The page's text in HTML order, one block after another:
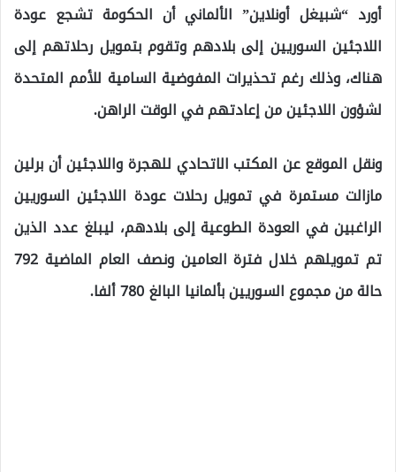
أورد “شبيغل أونلاين” الألماني أن الحكومة تشجع عودة
اللاجئين السوريين إلى بلادهم وتقوم بتمويل رحلاتهم إلى
هناك، وذلك رغم تحذيرات المفوضية السامية للأمم المتحدة
لشؤون اللاجئين من إعادتهم في الوقت الراهن.
ونقل الموقع عن المكتب الاتحادي للهجرة واللاجئين أن برلين
مازالت مستمرة في تمويل رحلات عودة اللاجئين السوريين
الراغبين في العودة الطوعية إلى بلادهم، ليبلغ عدد الذين
تم تمويلهم خلال فترة العامين ونصف العام الماضية 792
حالة من مجموع السوريين بألمانيا البالغ 780 ألفا.